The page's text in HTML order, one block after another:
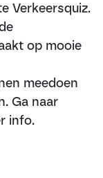
Verkeersquiz.
op mooie
meedoen
Ga naar
info.